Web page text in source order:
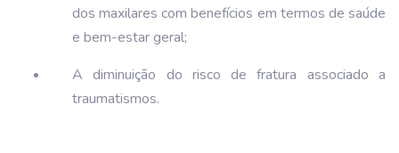
dos maxilares com benefícios em termos de saúde
e bem-estar geral;
A diminuição do risco de fratura associado a
traumatismos.